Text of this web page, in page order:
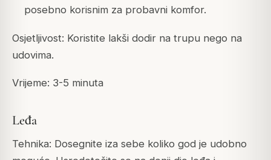
posebno korisnim za probavni komfor.
Osjetljivost: Koristite lakši dodir na trupu nego na
udovima.
Vrijeme: 3-5 minuta
Leđa
Tehnika: Dosegnite iza sebe koliko god je udobno